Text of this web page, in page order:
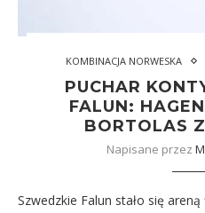
KOMBINACJA NORWESKA
PUCHAR
FALUN:
BORTOLAS
Napisane przez
Szwedzkie Falun stało się